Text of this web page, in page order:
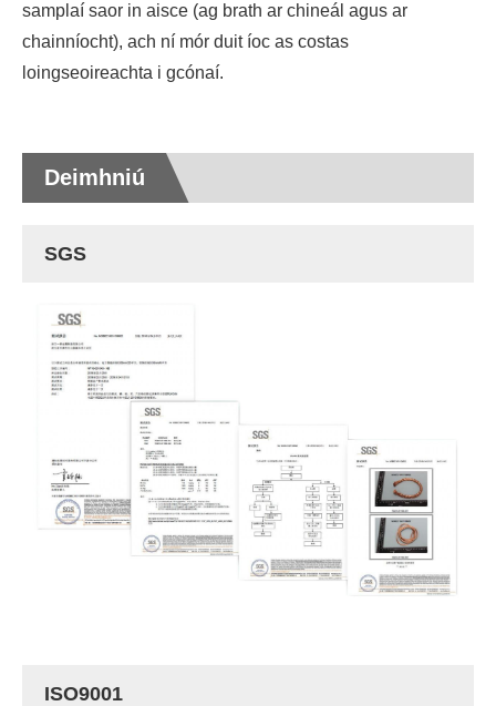
samplaí saor in aisce (ag brath ar chineál agus ar
chainníocht), ach ní mór duit íoc as costas
loingseoireachta i gcónaí.
Deimhniú
SGS
ISO9001